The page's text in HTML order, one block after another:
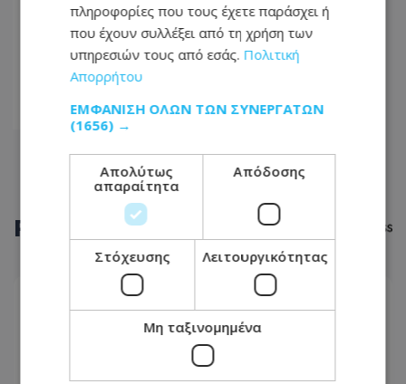
...
1214
1216
ΡΟΗ ΕΙΔΗΣΕΩΝ
«Το πάρτι έχει τελειώσει» διαμήνυσε ο
Πρόεδρος Χριστοδουλίδης για διορισμούς -
πληροφορίες που τους έχετε παράσχει ή
που έχουν συλλέξει από τη χρήση των
υπηρεσιών τους από εσάς. Πολιτική
Απορρήτου
ΕΜΦΆΝΙΣΗ ΌΛΩΝ ΤΩΝ ΣΥΝΕΡΓΑΤΏΝ
(1656) →
Απολύτως
απαραίτητα
Απόδοσης
Στόχευσης Λειτουργικότητας
Μη ταξινομημένα